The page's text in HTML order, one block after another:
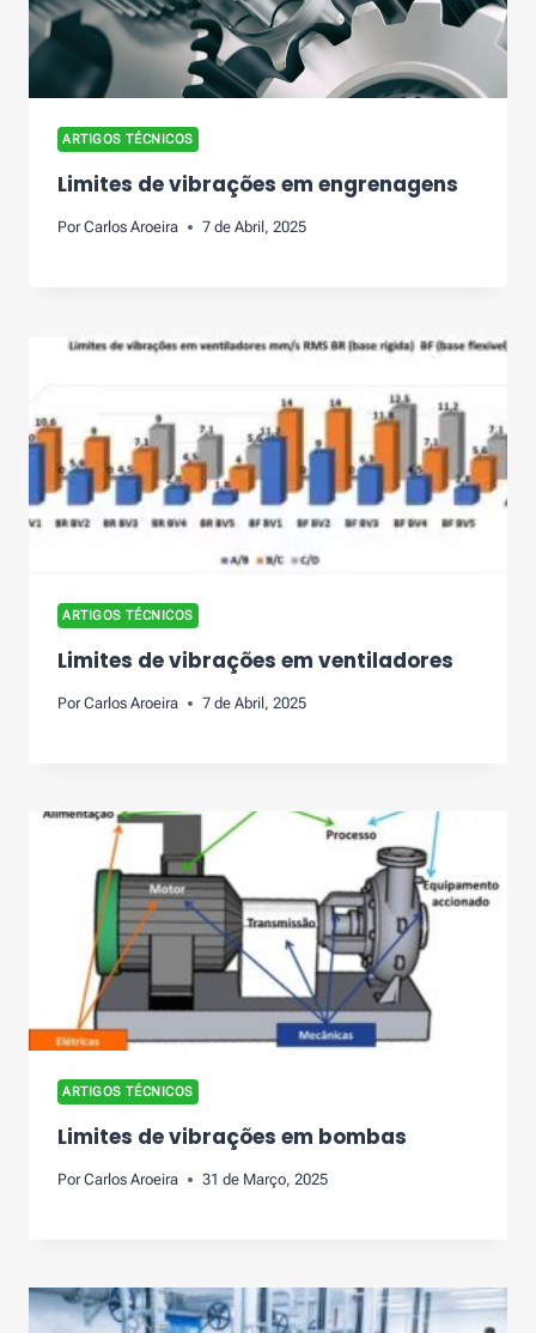
ARTIGOS TÉCNICOS
Limites de vibrações em engrenagens
Por Carlos Aroeira 7 de Abril, 2025
ARTIGOS TÉCNICOS
Limites de vibrações em ventiladores
Por Carlos Aroeira 7 de Abril, 2025
ARTIGOS TÉCNICOS
Limites de vibrações em bombas
Por Carlos Aroeira 31 de Março, 2025